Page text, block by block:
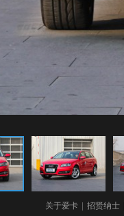
关于爱卡 招贤纳士